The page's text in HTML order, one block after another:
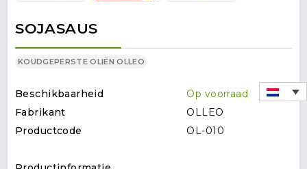
SOJASAUS
KOUDGEPERSTE OLIËN OLLEO
Beschikbaarheid
Fabrikant
Productcode
Op voorraad
OLLEO
OL-010